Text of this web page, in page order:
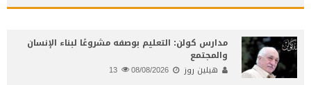
مدارس كولن: التعليم بوصفه مشروعًا لبناء الإنسان
والمجتمع
هيلين روز 08/08/2026